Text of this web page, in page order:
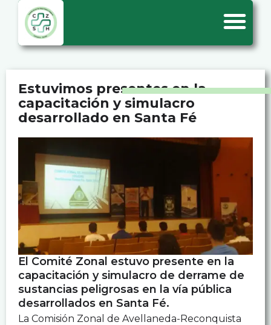
Estuvimos presentes en la
capacitación y simulacro
desarrollado en Santa Fé
El Comité Zonal estuvo presente en la
capacitación y simulacro de derrame de
sustancias peligrosas en la vía pública
desarrollados en Santa Fé.
La Comisión Zonal de Avellaneda-Reconquista